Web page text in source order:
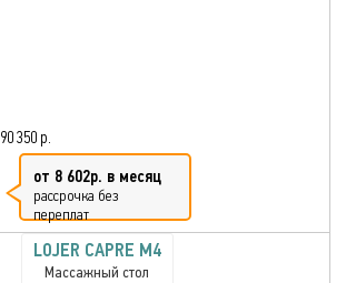
90 350 р.
от 8 602р. в месяц
рассрочка без
переплат
LOJER CAPRE M4
Массажный стол